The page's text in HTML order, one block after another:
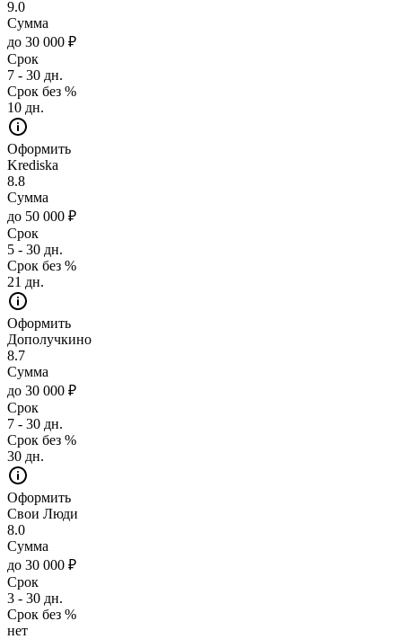
9.0
Сумма
до 30 000 ₽
Срок
7 - 30 дн.
Срок без %
10 дн.
Оформить
Krediska
8.8
Сумма
до 50 000 ₽
Срок
5 - 30 дн.
Срок без %
21 дн.
Оформить
Дополучкино
8.7
Сумма
до 30 000 ₽
Срок
7 - 30 дн.
Срок без %
30 дн.
Оформить
Свои Люди
8.0
Сумма
до 30 000 ₽
Срок
3 - 30 дн.
Срок без %
нет